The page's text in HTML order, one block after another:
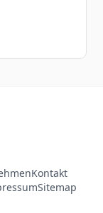
Kontakt
Sitemap